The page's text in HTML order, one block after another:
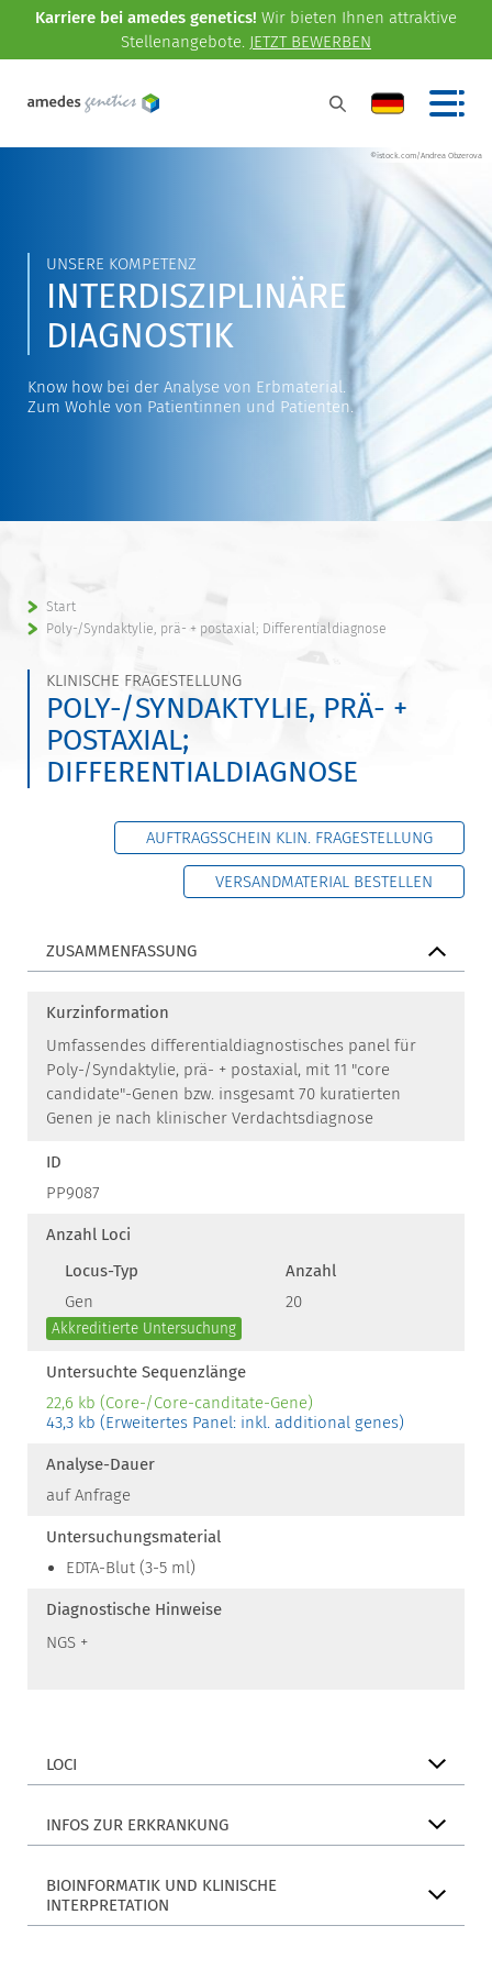
Karriere bei amedes genetics! Wir bieten Ihnen attraktive
Stellenangebote. JETZT BEWERBEN
©istock.com/Andrea Obzerova
UNSERE KOMPETENZ
INTERDISZIPLINÄRE
DIAGNOSTIK
Know how bei der Analyse von Erbmaterial.
Zum Wohle von Patientinnen und Patienten.
Start
Poly-/Syndaktylie, prä- + postaxial; Differentialdiagnose
KLINISCHE FRAGESTELLUNG
POLY-/SYNDAKTYLIE, PRÄ- +
POSTAXIAL;
DIFFERENTIALDIAGNOSE
AUFTRAGSSCHEIN KLIN. FRAGESTELLUNG
VERSANDMATERIAL BESTELLEN
ZUSAMMENFASSUNG
Kurzinformation
Umfassendes differentialdiagnostisches panel für
Poly-/Syndaktylie, prä- + postaxial, mit 11 "core
candidate"-Genen bzw. insgesamt 70 kuratierten
Genen je nach klinischer Verdachtsdiagnose
ID
PP9087
Anzahl Loci
Locus-Typ
Anzahl
Gen
20
Akkreditierte Untersuchung
Untersuchte Sequenzlänge
22,6 kb (Core-/Core-canditate-Gene)
43,3 kb (Erweitertes Panel: inkl. additional genes)
Analyse-Dauer
auf Anfrage
Untersuchungsmaterial
EDTA-Blut (3-5 ml)
Diagnostische Hinweise
NGS +
LOCI
INFOS ZUR ERKRANKUNG
BIOINFORMATIK UND KLINISCHE
INTERPRETATION